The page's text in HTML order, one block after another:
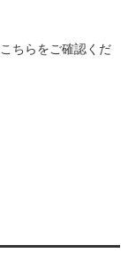
ちらをご確認くだ